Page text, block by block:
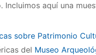
aquí una
sobre Patrimonio
del Museo